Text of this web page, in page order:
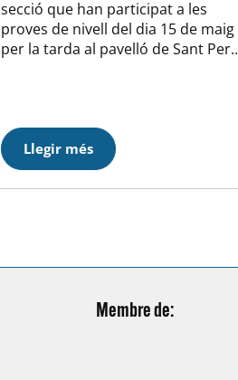
secció que han participat a les
proves de nivell del dia 15 de maig
per la tarda al pavelló de Sant Pere
Adrià Ruiz C 1 – AP…
Llegir més
Membre de: